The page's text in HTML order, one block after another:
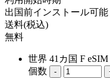
出国前インストール可能
送料(税込)
無料
世界 41カ国 F
個数
-